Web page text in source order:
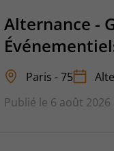
Alternance -
Paris - 75
Publié le 6 août 2026